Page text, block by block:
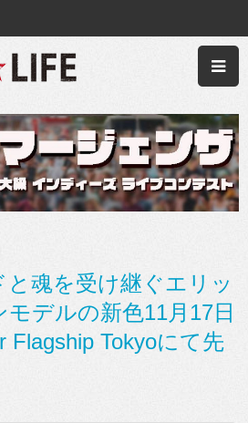
魂を受け継ぐエリッ
デルの新色11月17日
Flagship Tokyoにて先